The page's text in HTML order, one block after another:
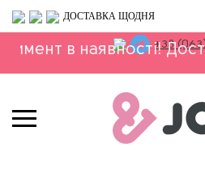
ДОСТАВКА ЩОДНЯ
+38
наявності! Доставка по